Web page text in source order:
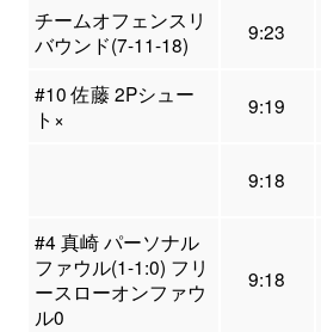
チームオフェンスリ
バウンド(7-11-18)
9:23
#10 佐藤 2Pシュー
ト×
9:19
9:18
#4 真崎 パーソナル
ファウル(1-1:0) フリ
ースローオンファウ
ル0
9:18